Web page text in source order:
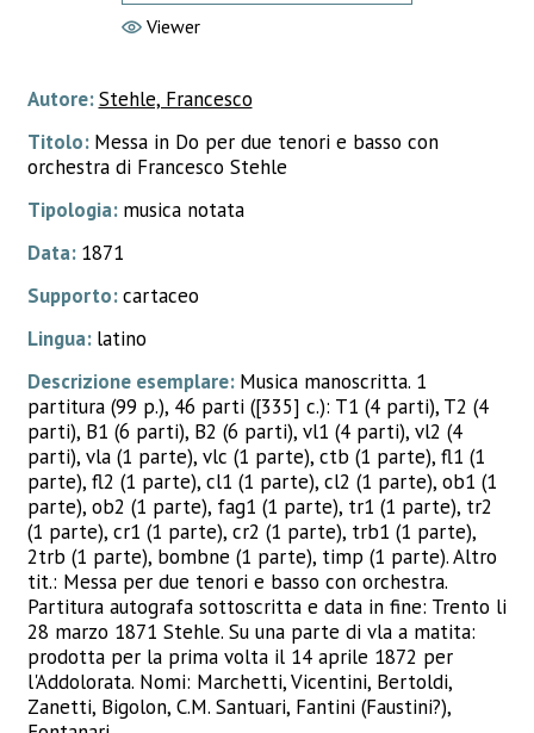
Viewer
Autore:Stehle, Francesco
Titolo: Messa in Do per due tenori e basso con
orchestra di Francesco Stehle
Tipologia: musica notata
Data: 1871
Supporto:cartaceo
Lingua: latino
Descrizione esemplare: Musica manoscritta. 1
partitura (99 p.), 46 parti ([335] c.): T1 (4 parti), T2 (4
parti), B1 (6 parti), B2 (6 parti), vl1 (4 parti), vl2 (4
parti), vla (1 parte), vlc (1 parte), ctb (1 parte), fl1 (1
parte), fl2 (1 parte), cl1 (1 parte), cl2 (1 parte), ob1 (1
parte), ob2 (1 parte), fag1 (1 parte), tr1 (1 parte), tr2
(1 parte), cr1 (1 parte), cr2 (1 parte), trb1 (1 parte),
2trb (1 parte), bombne (1 parte), timp (1 parte). Altro
tit.: Messa per due tenori e basso con orchestra.
Partitura autografa sottoscritta e data in fine: Trento li
28 marzo 1871 Stehle. Su una parte di vla a matita:
prodotta per la prima volta il 14 aprile 1872 per
l'Addolorata. Nomi: Marchetti, Vicentini, Bertoldi,
Zanetti, Bigolon, C.M. Santuari, Fantini (Faustini?),